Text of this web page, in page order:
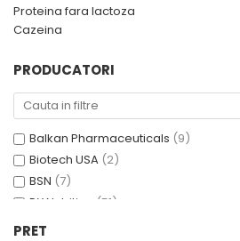
Proteina fara lactoza
Cazeina
PRODUCATORI
Balkan Pharmaceuticals (9)
Biotech USA (2)
BSN (7)
DY Nutrition
(51)
Dymatize
PRET